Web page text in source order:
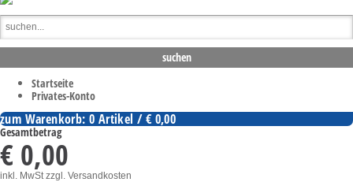
Startseite
Privates-Konto
zum Warenkorb: 0 Artikel / € 0,00
Gesamtbetrag
€ 0,00
inkl. MwStzzgl. Versandkosten